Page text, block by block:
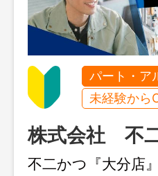
パート・ア
未経験から
株式会社 不
不二かつ『大分